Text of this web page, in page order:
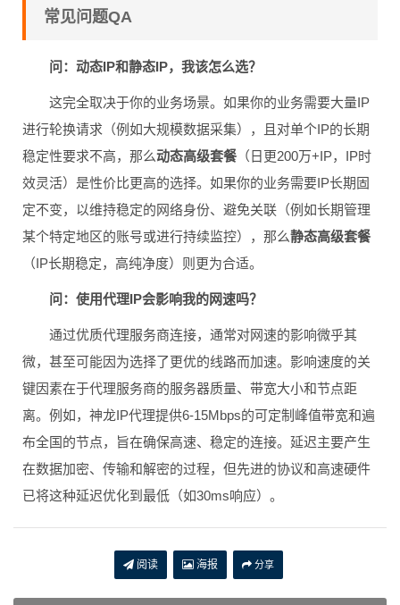
常见问题QA
问：动态IP和静态IP，我该怎么选？
这完全取决于你的业务场景。如果你的业务需要大量IP
进行轮换请求（例如大规模数据采集），且对单个IP的长期
稳定性要求不高，那么动态高级套餐（日更200万+IP，IP时
效灵活）是性价比更高的选择。如果你的业务需要IP长期固
定不变，以维持稳定的网络身份、避免关联（例如长期管理
某个特定地区的账号或进行持续监控），那么静态高级套餐
（IP长期稳定，高纯净度）则更为合适。
问：使用代理IP会影响我的网速吗？
通过优质代理服务商连接，通常对网速的影响微乎其
微，甚至可能因为选择了更优的线路而加速。影响速度的关
键因素在于代理服务商的服务器质量、带宽大小和节点距
离。例如，神龙IP代理提供6-15Mbps的可定制峰值带宽和遍
布全国的节点，旨在确保高速、稳定的连接。延迟主要产生
在数据加密、传输和解密的过程，但先进的协议和高速硬件
已将这种延迟优化到最低（如30ms响应）。
阅读 海报 分享